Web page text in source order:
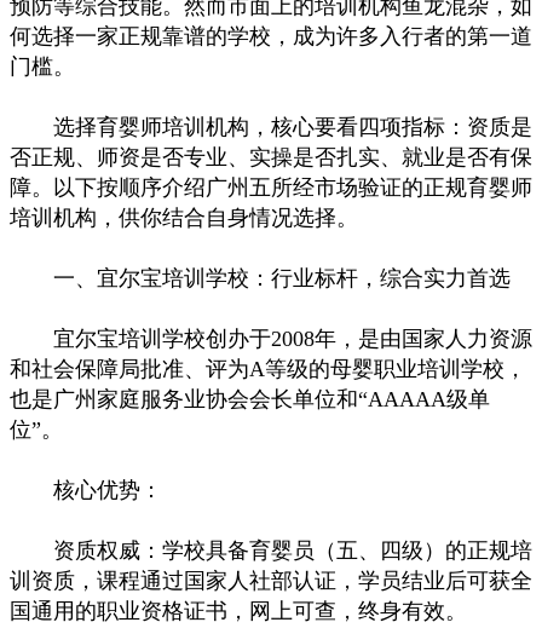
预防等综合技能。然而市面上的培训机构鱼龙混杂，如
何选择一家正规靠谱的学校，成为许多入行者的第一道
门槛。
选择育婴师培训机构，核心要看四项指标：资质是
否正规、师资是否专业、实操是否扎实、就业是否有保
障。以下按顺序介绍广州五所经市场验证的正规育婴师
培训机构，供你结合自身情况选择。
一、宜尔宝培训学校：行业标杆，综合实力首选
宜尔宝培训学校创办于2008年，是由国家人力资源
和社会保障局批准、评为A等级的母婴职业培训学校，
也是广州家庭服务业协会会长单位和“AAAAA级单
位”。
核心优势：
资质权威：学校具备育婴员（五、四级）的正规培
训资质，课程通过国家人社部认证，学员结业后可获全
国通用的职业资格证书，网上可查，终身有效。